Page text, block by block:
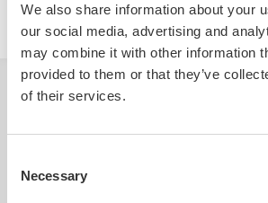
We also share information about your
our social media, advertising and
may combine it with other information
provided to them or that they’ve
of their services.
Selection
Necessary
SKICKA
BESKRIVNING
Skapa ett rum i rummet med en Bannerbow,
era önskemål, och levereras med två stabila